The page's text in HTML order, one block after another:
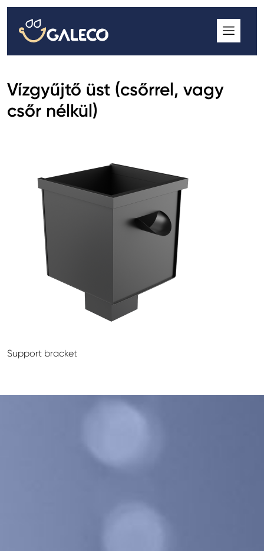
Vízgyűjtő üst (csőrrel, vagy
csőr nélkül)
Support bracket
ROOFGUTTER CLASSIC
GALECO GRIN MOD
GALECO LAPOSTETŐK ERESZCSATORNA RENDSZER
GALECO STAL ERESZCSATORNA RENDSZER
GALECO STAL ERESZCSATORNA RENDSZER
GALECO REJTETT ERESZCSATORNA RENDSZER
QSTALYO ERESZCSATORNA RENDSZER
GALECO LEMEZTERMÉKEK ÉS TETŐKIEGÉSZÍTŐK
CLAMPINE SZERELŐ PLATFORMOK